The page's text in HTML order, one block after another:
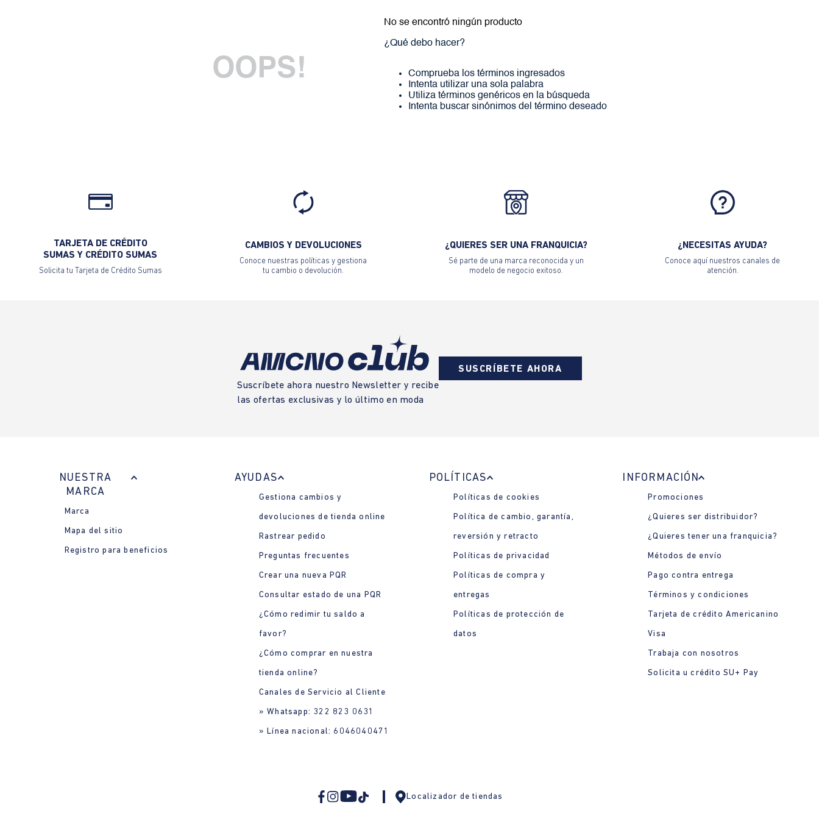
OOPS!
No se encontró ningún producto
¿Qué debo hacer?
Comprueba los términos ingresados
Intenta utilizar una sola palabra
Utiliza términos genéricos en la búsqueda
Intenta buscar sinónimos del término deseado
TARJETA DE CRÉDITO
SUMAS Y CRÉDITO SUMAS
Solicita tu Tarjeta de Crédito Sumas
CAMBIOS Y DEVOLUCIONES
Conoce nuestras políticas y gestiona
tu cambio o devolución.
¿QUIERES SER UNA FRANQUICIA?
Sé parte de una marca reconocida y un
modelo de negocio exitoso.
¿NECESITAS AYUDA?
Conoce aquí nuestros canales de
atención.
Suscríbete ahora nuestro Newsletter y recibe
las ofertas exclusivas y lo último en moda
SUSCRÍBETE AHORA
NUESTRA
MARCA
Marca
Mapa del sitio
Registro para beneficios
AYUDAS
Gestiona cambios y
devoluciones de tienda online
Rastrear pedido
Preguntas frecuentes
Crear una nueva PQR
Consultar estado de una PQR
¿Cómo redimir tu saldo a
favor?
¿Cómo comprar en nuestra
tienda online?
Canales de Servicio al Cliente
» Whatsapp: 322 823 0631
» Línea nacional: 6046040471
POLÍTICAS
Políticas de cookies
Política de cambio, garantía,
reversión y retracto
Políticas de privacidad
Políticas de compra y
entregas
Políticas de protección de
datos
INFORMACIÓN
Promociones
¿Quieres ser distribuidor?
¿Quieres tener una franquicia?
Métodos de envío
Pago contra entrega
Términos y condiciones
Tarjeta de crédito Americanino
Visa
Trabaja con nosotros
Solicita u crédito SU+ Pay
Localizador de tiendas